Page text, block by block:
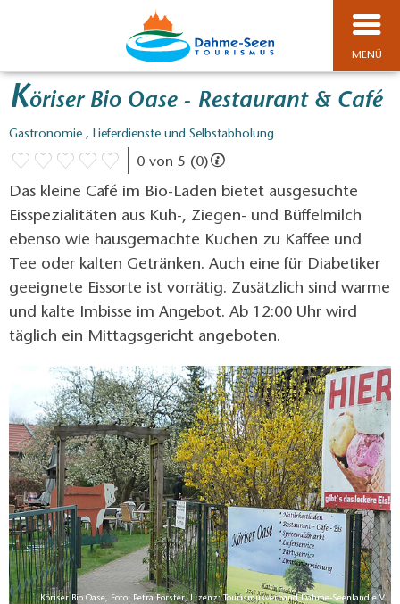
MENÜ
Köriser Bio Oase - Restaurant & Café
Gastronomie , Lieferdienste und Selbstabholung
0 von 5 (0)
Das kleine Café im Bio-Laden bietet ausgesuchte
Eisspezialitäten aus Kuh-, Ziegen- und Büffelmilch
ebenso wie hausgemachte Kuchen zu Kaffee und
Tee oder kalten Getränken. Auch eine für Diabetiker
geeignete Eissorte ist vorrätig. Zusätzlich sind warme
und kalte Imbisse im Angebot. Ab 12:00 Uhr wird
täglich ein Mittagsgericht angeboten.
Köriser Bio Oase, Foto: Petra Förster, Lizenz: Tourismusverband Dahme-Seenland e.V.